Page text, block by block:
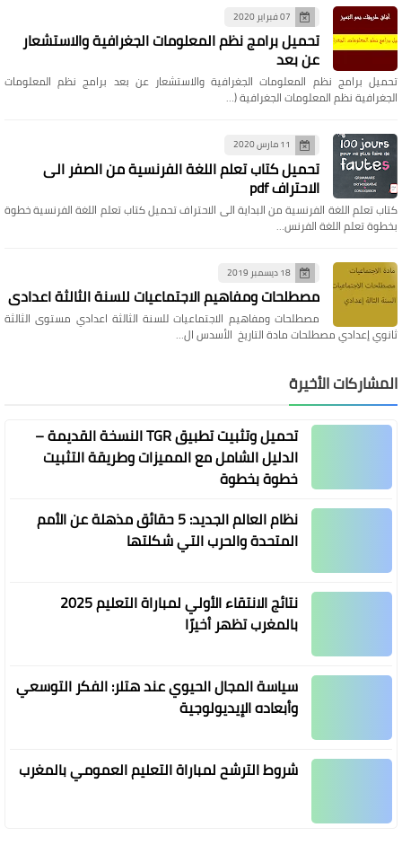
07 فبراير 2020
تحميل برامج نظم المعلومات الجغرافية والاستشعار
عن بعد
تحميل برامج نظم المعلومات الجغرافية والاستشعار عن بعد برامج نظم المعلومات
الجغرافية نظم المعلومات الجغرافية (…
11 مارس 2020
تحميل كتاب تعلم اللغة الفرنسية من الصفر الى
الاحتراف pdf
كتاب تعلم اللغة الفرنسية من البداية الى الاحتراف تحميل كتاب تعلم اللغة الفرنسية خطوة
بخطوة تعلم اللغة الفرنس…
18 ديسمبر 2019
مصطلحات ومفاهيم الاجتماعيات للسنة الثالثة اعدادي
مصطلحات ومفاهيم الاجتماعيات للسنة الثالثة اعدادي مستوى الثالثة
ثانوي إعدادي مصطلحات مادة التاريخ الأسدس ال…
المشاركات الأخيرة
تحميل وتثبيت تطبيق TGR النسخة القديمة –
الدليل الشامل مع المميزات وطريقة التثبيت
خطوة بخطوة
نظام العالم الجديد: 5 حقائق مذهلة عن الأمم
المتحدة والحرب التي شكلتها
نتائج الانتقاء الأولي لمباراة التعليم 2025
بالمغرب تظهر أخيرًا
سياسة المجال الحيوي عند هتلر: الفكر التوسعي
وأبعاده الإيديولوجية
شروط الترشح لمباراة التعليم العمومي بالمغرب